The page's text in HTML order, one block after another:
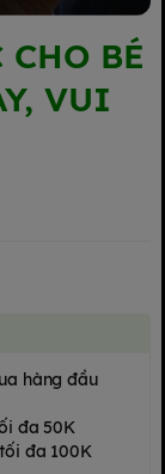
BÉ
VUI
hàng đầu
đa 50K
đa 100K